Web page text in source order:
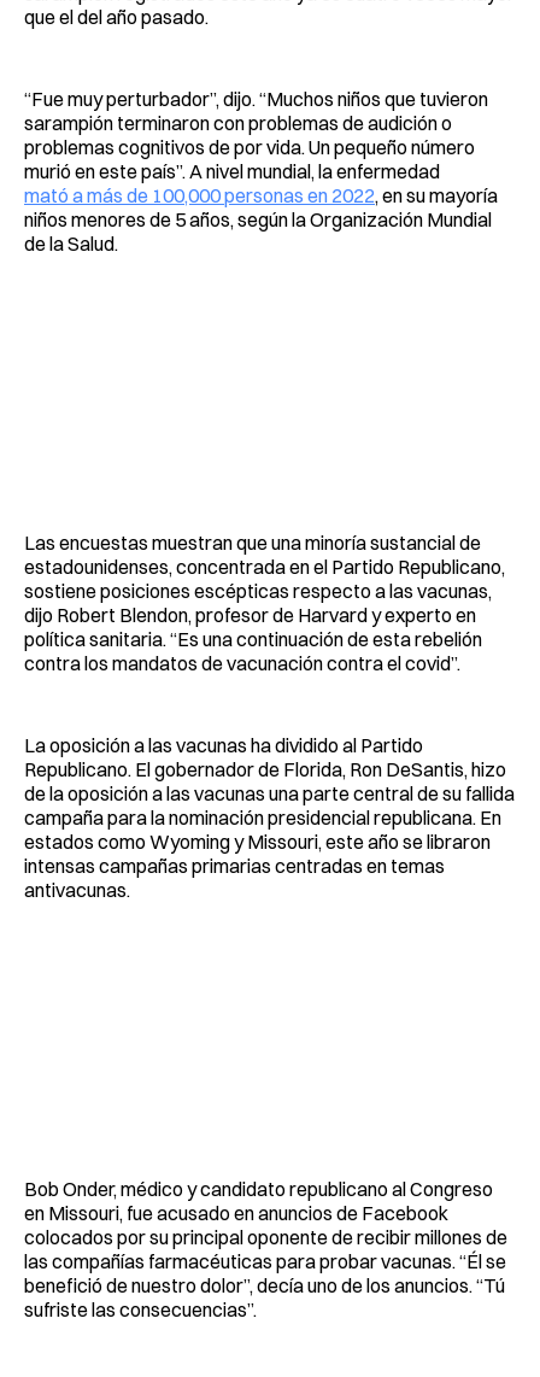
que el del año pasado.
“Fue muy perturbador”, dijo. “Muchos niños que tuvieron
sarampión terminaron con problemas de audición o
problemas cognitivos de por vida. Un pequeño número
murió en este país”. A nivel mundial, la enfermedad
mató a más de 100,000 personas en 2022, en su mayoría
niños menores de 5 años, según la Organización Mundial
de la Salud.
Las encuestas muestran que una minoría sustancial de
estadounidenses, concentrada en el Partido Republicano,
sostiene posiciones escépticas respecto a las vacunas,
dijo Robert Blendon, profesor de Harvard y experto en
política sanitaria. “Es una continuación de esta rebelión
contra los mandatos de vacunación contra el covid”.
La oposición a las vacunas ha dividido al Partido
Republicano. El gobernador de Florida, Ron DeSantis, hizo
de la oposición a las vacunas una parte central de su fallida
campaña para la nominación presidencial republicana. En
estados como Wyoming y Missouri, este año se libraron
intensas campañas primarias centradas en temas
antivacunas.
Bob Onder, médico y candidato republicano al Congreso
en Missouri, fue acusado en anuncios de Facebook
colocados por su principal oponente de recibir millones de
las compañías farmacéuticas para probar vacunas. “Él se
benefició de nuestro dolor”, decía uno de los anuncios. “Tú
sufriste las consecuencias”.